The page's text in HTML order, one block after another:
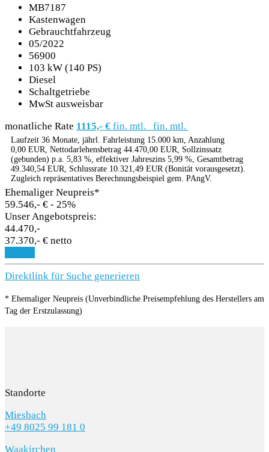
MB7187
Kastenwagen
Gebrauchtfahrzeug
05/2022
56900
103 kW (140 PS)
Diesel
Schaltgetriebe
MwSt ausweisbar
monatliche Rate 1115,- € fin. mtl. fin. mtl.
Laufzeit 36 Monate, jährl. Fahrleistung 15.000 km, Anzahlung
0,00 EUR, Nettodarlehensbetrag 44.470,00 EUR, Sollzinssatz
(gebunden) p.a. 5,83 %, effektiver Jahreszins 5,99 %, Gesamtbetrag
49.340,54 EUR, Schlussrate 10.321,49 EUR (Bonität vorausgesetzt).
Zugleich repräsentatives Berechnungsbeispiel gem. PAngV.
Ehemaliger Neupreis*
59.546,- € - 25%
Unser Angebotspreis:
44.470,-
37.370,- € netto
Direktlink für Suche generieren
* Ehemaliger Neupreis (Unverbindliche Preisempfehlung des Herstellers am
Tag der Erstzulassung)
Standorte
Miesbach
+49 8025 99 181 0
Waakirchen